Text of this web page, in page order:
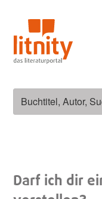
springen
Darf ich dir